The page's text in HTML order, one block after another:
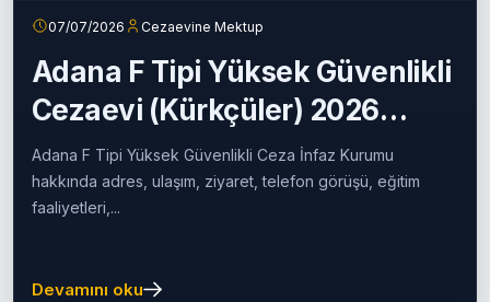
07/07/2026 Cezaevine Mektup
Adana F Tipi Yüksek Güvenlikli
Cezaevi (Kürkçüler) 2026
Rehberi
Adana F Tipi Yüksek Güvenlikli Ceza İnfaz Kurumu
hakkında adres, ulaşım, ziyaret, telefon görüşü, eğitim
faaliyetleri,...
Devamını oku